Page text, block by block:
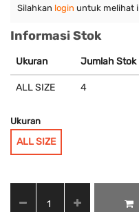
Silahkan login untuk melihat
Informasi Stok
Ukuran Jumlah Stok
ALL SIZE 4
Ukuran
ALL SIZE